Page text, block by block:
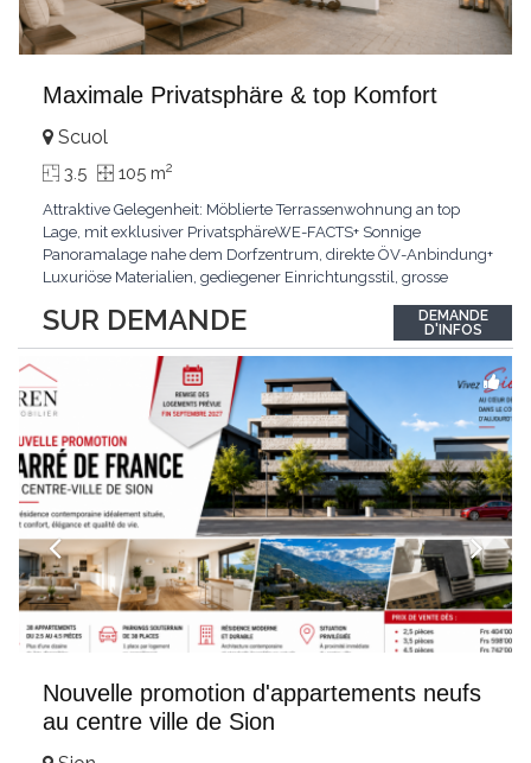
Maximale Privatsphäre & top Komfort
SUR DEMANDE
Scuol
3.5 105 m2
Attraktive Gelegenheit: Möblierte Terrassenwohnung an top
Lage, mit exklusiver PrivatsphäreWE-FACTS+ Sonnige
Panoramalage nahe dem Dorfzentrum, direkte ÖV-Anbindung+
Luxuriöse Materialien, gediegener Einrichtungsstil, grosse
gemeinschaftliche WaschküchePasst für:Geniesser von
Weitblick und gehobenem WohnkomfortDie Wohnung wird
hochwertig
DEMANDE
D'INFOS
Nouvelle promotion d'appartements neufs
au centre ville de Sion